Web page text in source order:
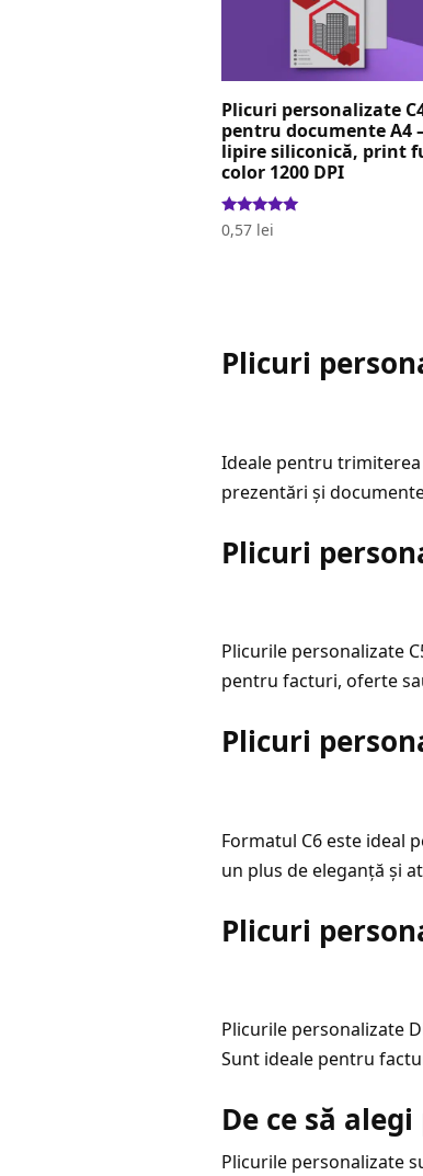
Plicuri personalizate
pentru documente A4
lipire siliconică, print
color 1200 DPI
Evaluat la
5.00
0,57 lei
Plicuri
Ideale pentru
prezentări și
Plicuri
Plicurile personalizate
pentru facturi, oferte
Plicuri
Formatul C6 este ideal
un plus de eleganță și
Plicuri
Plicurile personalizate
Sunt ideale pentru
De ce să
Plicurile personalizate